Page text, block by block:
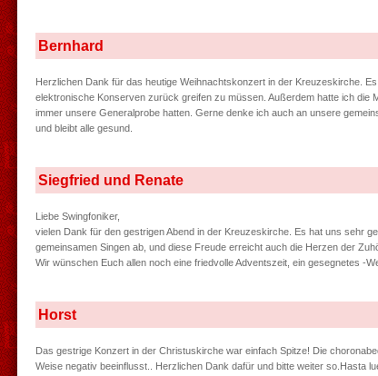
Bernhard
Herzlichen Dank für das heutige Weihnachtskonzert in der Kreuzeskirche.
elektronische Konserven zurück greifen zu müssen. Außerdem hatte ich
immer unsere Generalprobe hatten. Gerne denke ich auch an unsere
und bleibt alle gesund.
Siegfried und Renate
Liebe Swingfoniker,
vielen Dank für den gestrigen Abend in der Kreuzeskirche. Es hat uns sehr
gemeinsamen Singen ab, und diese Freude erreicht auch die Herzen der
Wir wünschen Euch allen noch eine friedvolle Adventszeit, ein gesegnetes -
Horst
Das gestrige Konzert in der Christuskirche war einfach Spitze! Die
Weise negativ beeinflusst.. Herzlichen Dank dafür und bitte weiter so.Hasta